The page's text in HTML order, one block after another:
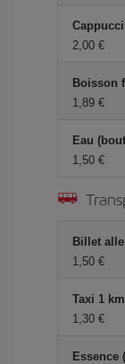
2,00 €
Boisson
1,89 €
Eau
1,50 €
Billet
1,50 €
Taxi 1
1,30 €
Essence